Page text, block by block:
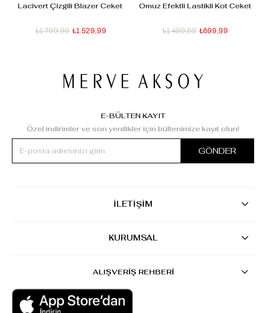
Lacivert Çizgili Blazer Ceket
₺1.529,99
₺1.799,99
Omuz Efektli Lastikli Kot Ceket
₺699,99
₺1.499,99
E-BÜLTEN KAYIT
Özel indirimler ve son yenilikler için bültenimize kayıt olun!
GÖNDER
İLETİŞİM
KURUMSAL
ALIŞVERİŞ REHBERİ